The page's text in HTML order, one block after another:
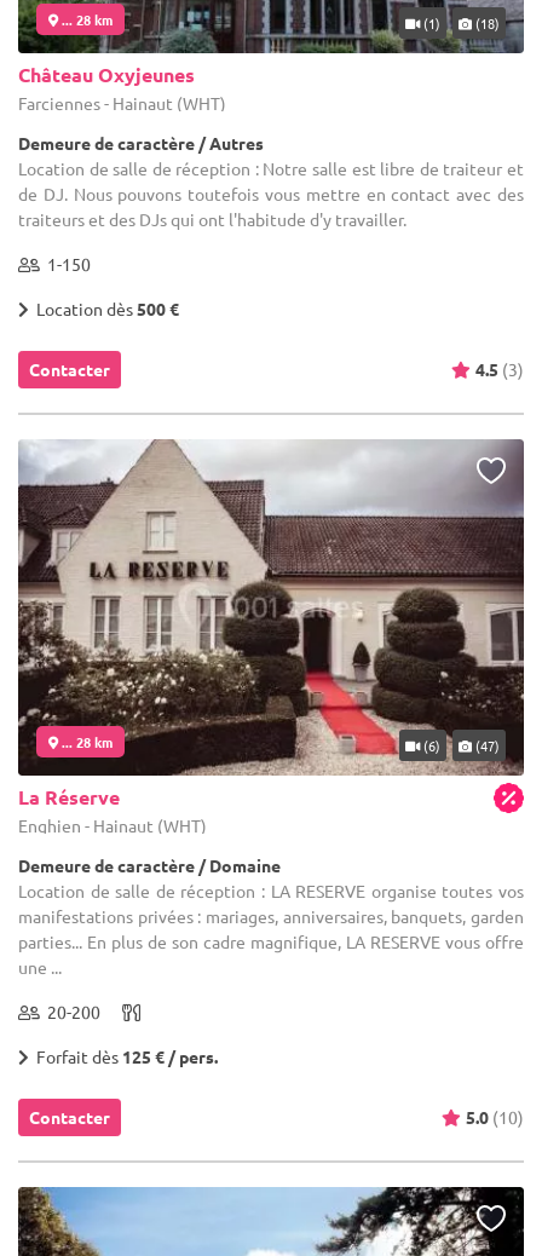
... 28 km (1) (18)
Château Oxyjeunes
Farciennes - Hainaut (WHT)
Demeure de caractère / Autres
Location de salle de réception : Notre salle est libre de traiteur et
de DJ. Nous pouvons toutefois vous mettre en contact avec des
traiteurs et des DJs qui ont l'habitude d'y travailler.
1-150
Location dès500 €
Contacter 4.5 (3)
... 28 km (6) (47)
La Réserve
Enghien - Hainaut (WHT)
Demeure de caractère / Domaine
Location de salle de réception : LA RESERVE organise toutes vos
manifestations privées : mariages, anniversaires, banquets, garden
parties... En plus de son cadre magnifique, LA RESERVE vous offre
une ...
20-200
Forfait dès 125 € / pers.
Contacter 5.0 (10)